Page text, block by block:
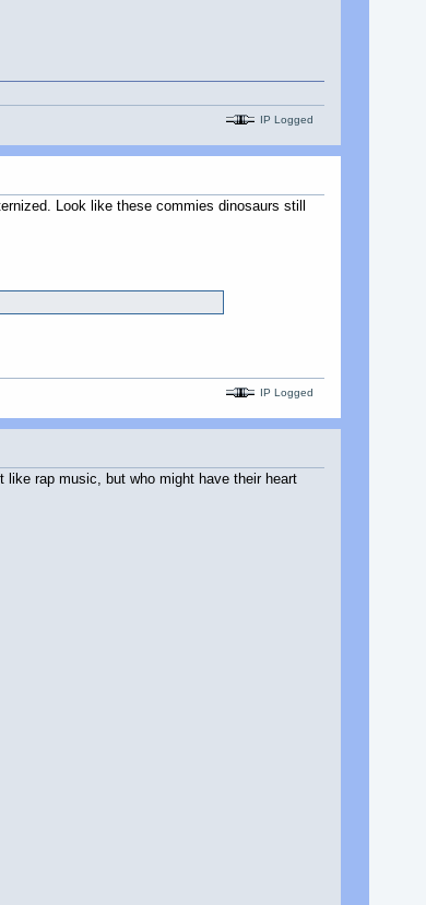
IP Logged
Look like these commies dinosaurs still
IP Logged
like rap music, but who might have their heart